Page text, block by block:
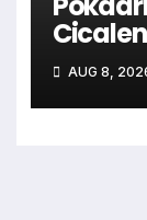
Satpol
AUG 8,